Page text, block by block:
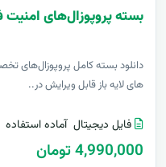
بسته پروپوزال‌های امنیت
دانلود بسته کامل پروپوزال‌های
های لایه باز قابل ویرایش در..
فایل دیجیتال آماده استفاده
4,990,000 تومان